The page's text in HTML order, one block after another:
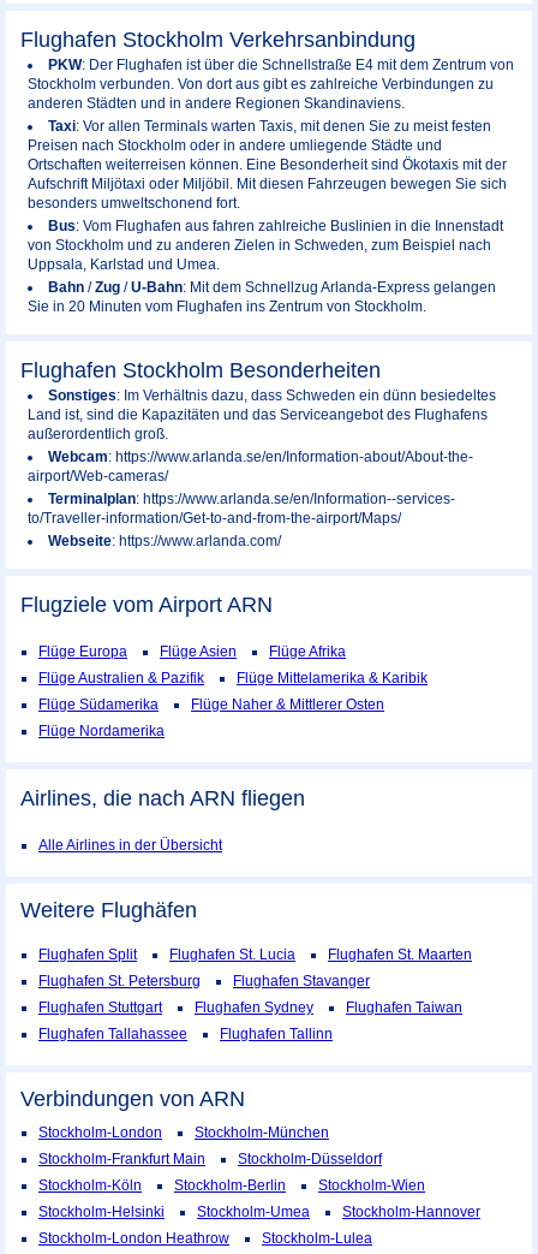
Flughafen Stockholm Verkehrsanbindung
PKW: Der Flughafen ist über die Schnellstraße E4 mit dem Zentrum von
Stockholm verbunden. Von dort aus gibt es zahlreiche Verbindungen zu
anderen Städten und in andere Regionen Skandinaviens.
Taxi: Vor allen Terminals warten Taxis, mit denen Sie zu meist festen
Preisen nach Stockholm oder in andere umliegende Städte und
Ortschaften weiterreisen können. Eine Besonderheit sind Ökotaxis mit der
Aufschrift Miljötaxi oder Miljöbil. Mit diesen Fahrzeugen bewegen Sie sich
besonders umweltschonend fort.
Bus: Vom Flughafen aus fahren zahlreiche Buslinien in die Innenstadt
von Stockholm und zu anderen Zielen in Schweden, zum Beispiel nach
Uppsala, Karlstad und Umea.
Bahn /Zug /U-Bahn: Mit dem Schnellzug Arlanda-Express gelangen
Sie in 20 Minuten vom Flughafen ins Zentrum von Stockholm.
Flughafen Stockholm Besonderheiten
Sonstiges: Im Verhältnis dazu, dass Schweden ein dünn besiedeltes
Land ist, sind die Kapazitäten und das Serviceangebot des Flughafens
außerordentlich groß.
Webcam: https://www.arlanda.se/en/Information-about/About-the-
airport/Web-cameras/
Terminalplan: https://www.arlanda.se/en/Information--services-
to/Traveller-information/Get-to-and-from-the-airport/Maps/
Webseite: https://www.arlanda.com/
Flugziele vom Airport ARN
Flüge Europa Flüge Asien
Flüge Afrika
Flüge Australien & Pazifik
Flüge Mittelamerika & Karibik
Flüge Südamerika
Flüge Naher & Mittlerer Osten
Flüge Nordamerika
Airlines, die nach ARN fliegen
Alle Airlines in der Übersicht
Weitere Flughäfen
Flughafen Split Flughafen St. Lucia
Flughafen St. Maarten
Flughafen St. Petersburg
Flughafen Stavanger
Flughafen Stuttgart
Flughafen Sydney
Flughafen Taiwan
Flughafen Tallahassee
Flughafen Tallinn
Verbindungen von ARN
Stockholm-London
Stockholm-München
Stockholm-Frankfurt Main
Stockholm-Düsseldorf
Stockholm-Köln
Stockholm-Berlin
Stockholm-Wien
Stockholm-Helsinki
Stockholm-Umea
Stockholm-Hannover
Stockholm-London Heathrow
Stockholm-Lulea